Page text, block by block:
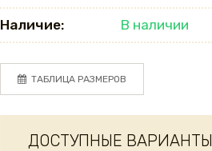
Наличие: В наличии
ТАБЛИЦА РАЗМЕРОВ
ДОСТУПНЫЕ ВАРИАНТЫ